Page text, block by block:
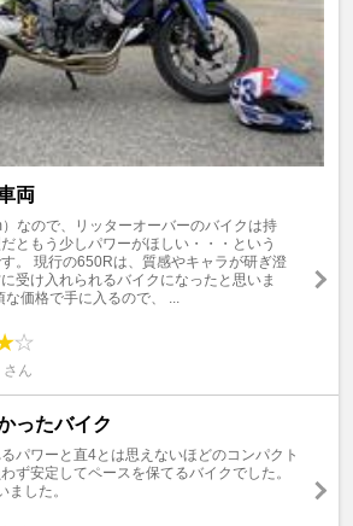
両
なので、リッターオーバーのバイクは持
ともう少しパワーがほしい・・・という
。 現行の650Rは、質感やキャラが研ぎ澄
受け入れられるバイクになったと思いま
価格で手に入るので、 ...
ん
ったバイク
パワーと直4とは思えないほどのコンパクト
ず安定してペースを保てるバイクでした。
した。